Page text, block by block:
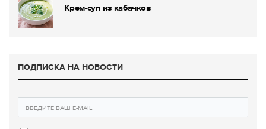
Крем-суп из кабачков
ПОДПИСКА НА НОВОСТИ